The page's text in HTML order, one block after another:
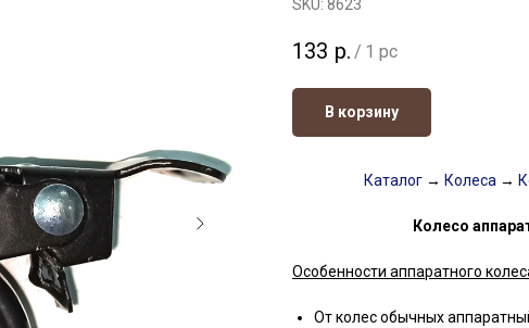
SKU: 8623
133 р. / 1 pc
В корзину
Каталог→ Колеса→
Колесо
Особенности аппаратного
От колес обычных